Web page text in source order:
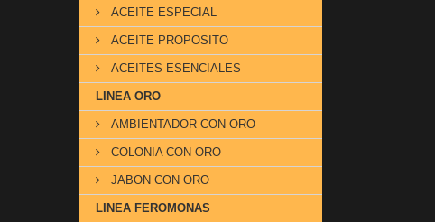
ACEITE ESPECIAL
ACEITE PROPOSITO
ACEITES ESENCIALES
LINEA ORO
AMBIENTADOR CON ORO
COLONIA CON ORO
JABON CON ORO
LINEA FEROMONAS